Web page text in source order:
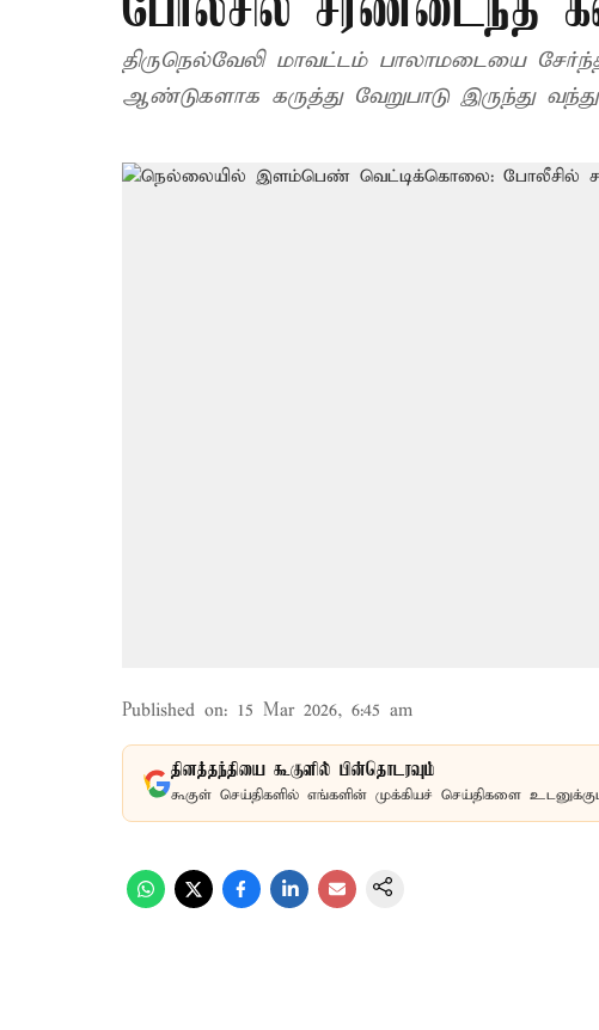
திருநெல்வேலி மாவட்டம் பாலாமடையை
ஆண்டுகளாக கருத்து வேறுபாடு இருந்து
Published on: 15 Mar 2026, 6:45 am
தினத்தந்தியை கூகுளில் பின்தொடரவும்
கூகுள் செய்திகளில் எங்களின் முக்கியச் செய்திகளை